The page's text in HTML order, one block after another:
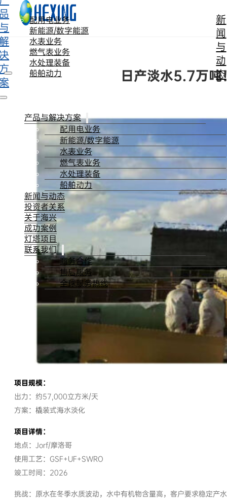
跳转到主要内容 跳转到页脚
配用电业务
新能源/数字能源
水表业务
燃气表业务
水处理装备
船舶动力
新
闻
与
动
态
产品与解决方案
配用电业务
新能源/数字能源
水表业务
燃气表业务
水处理装备
船舶动力
新闻与动态
投资者关系
关于海兴
成功案例
灯塔项目
联系我们
商务合作
售后服务
全球服务热线
日产淡水5.7万吨
项目规模：
出力：约57,000立方米/天
方案：橇装式海水淡化
项目详情：
地点：Jorf/摩洛哥
使用工艺：GSF+UF+SWRO
竣工时间：2026
挑战：原水在冬季水质波动，水中有机物含量高，客户要求稳定产